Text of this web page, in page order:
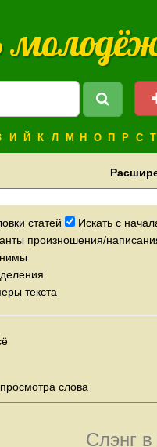
И Й К Л М Н О П Р С Т
статей
Искать с
произношения/
текста
слова
Слэнг в